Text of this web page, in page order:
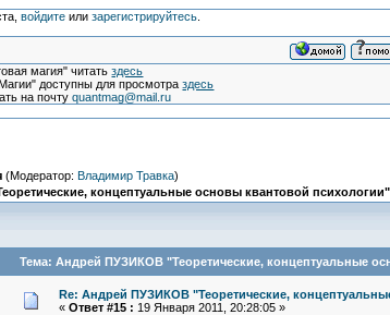
войдитеили зарегистрируйтесь.
магия" читатьздесь
доступны для просмотраздесь
на почтуquantmag@mail.ru
(Модератор: Владимир Травка)
концептуальные основы квантовой психологии"
Тема: Андрей ПУЗИКОВ "Теоретические, концептуальные
Re: Андрей ПУЗИКОВ "Теоретические,
« Ответ #15 : 19 Января 2011, 20:28:05 »